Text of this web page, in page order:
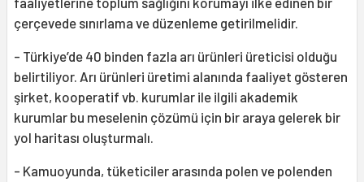
çerçevede sınırlama ve düzenleme getirilmelidir.
- Türkiye’de 40 binden fazla arı ürünleri üreticisi olduğu
belirtiliyor. Arı ürünleri üretimi alanında faaliyet gösteren
şirket, kooperatif vb. kurumlar ile ilgili akademik
kurumlar bu meselenin çözümü için bir araya gelerek bir
yol haritası oluşturmalı.
- Kamuoyunda, tüketiciler arasında polen ve polenden